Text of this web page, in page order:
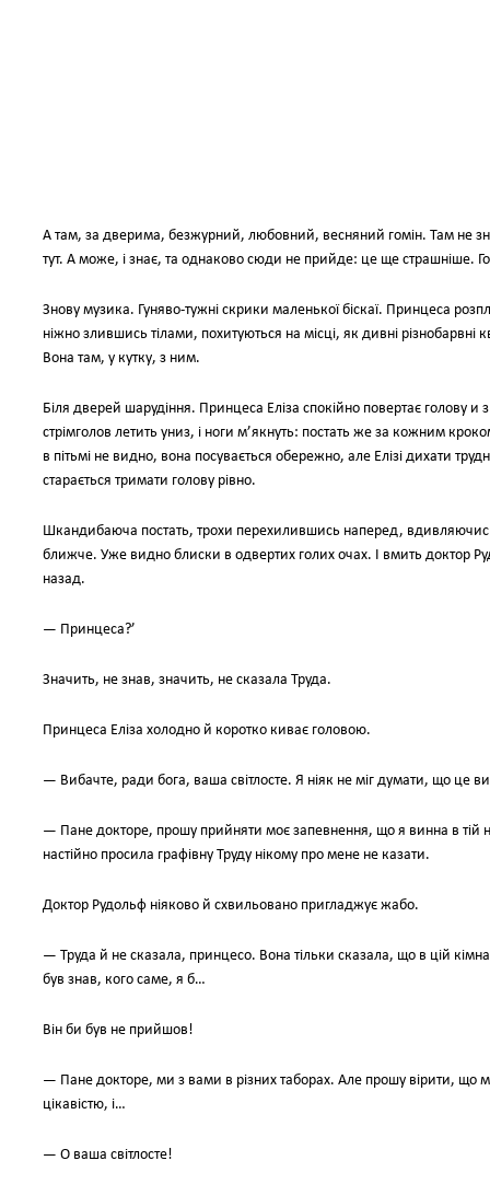
А там, за дверима, безжурний, любовний, весняний гомін. Там не
тут. А може, і знає, та однаково сюди не прийде: це ще страшніше.
Знову музика. Гуняво-тужні скрики маленької біскаї. Принцеса
ніжно злившись тілами, похитуються на місці, як дивні
Вона там, у кутку, з ним.
Біля дверей шарудіння. Принцеса Еліза спокійно повертає голову
стрімголов летить униз, і ноги м’якнуть: постать же за кожним
в пітьмі не видно, вона посувається обережно, але Елізі дихати
старається тримати голову рівно.
Шкандибаюча постать, трохи перехилившись наперед,
ближче. Уже видно блиски в одвертих голих очах. І вмить доктор
назад.
— Принцеса?’
Значить, не знав, значить, не сказала Труда.
Принцеса Еліза холодно й коротко киває головою.
— Вибачте, ради бога, ваша світлосте. Я ніяк не міг думати, що це
— Пане докторе, прошу прийняти моє запевнення, що я винна в тій
настійно просила графівну Труду нікому про мене не казати.
Доктор Рудольф ніяково й схвильовано пригладжує жабо.
— Труда й не сказала, принцесо. Вона тільки сказала, що в цій
був знав, кого саме, я б…
Він би був не прийшов!
— Пане докторе, ми з вами в різних таборах. Але прошу вірити, що
цікавістю, і…
— О ваша світлосте!